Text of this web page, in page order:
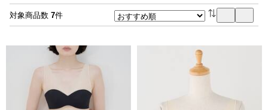
対象商品数 7件